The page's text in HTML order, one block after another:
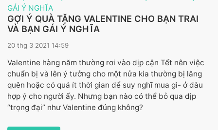
GỢI Ý QUÀ TẶNG VALENTINE CHO BẠN TRAI
VÀ BẠN GÁI Ý NGHĨA
20 thg 3 2021 14:59
Valentine hàng năm thường rơi vào dịp cận Tết nên việc
chuẩn bị và lên ý tưởng cho một nửa kia thường bị lãng
quên hoặc có quá ít thời gian để suy nghĩ mua gì- ở đâu
hợp ý cho người ấy. Nhưng bạn nào có thể bỏ qua dịp
“trọng đại” như Valentine đúng không?